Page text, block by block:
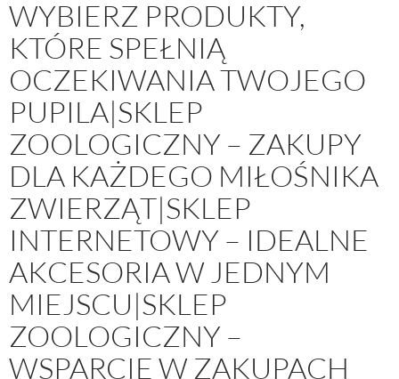
WYBIERZ PRODUKTY,
KTÓRE SPEŁNIĄ
OCZEKIWANIA TWOJEGO
PUPILA|SKLEP
ZOOLOGICZNY – ZAKUPY
DLA KAŻDEGO MIŁOŚNIKA
ZWIERZĄT|SKLEP
INTERNETOWY – IDEALNE
AKCESORIA W JEDNYM
MIEJSCU|SKLEP
ZOOLOGICZNY –
WSPARCIE W ZAKUPACH